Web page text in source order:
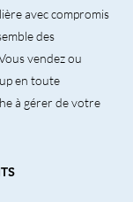
avec compromis
des
vendez ou
en toute
à gérer de votre